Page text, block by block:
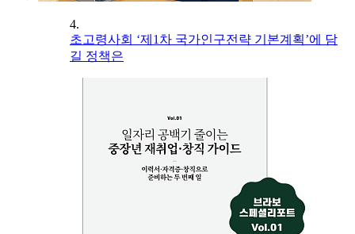
4.
초고령사회 ‘제1차 국가인구전략 기본계획’에 담
길 정책은